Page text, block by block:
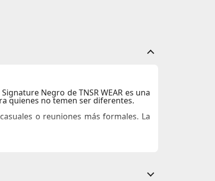
Signature Negro deTNSR WEAR es una
quienes no temen ser diferentes.
o reuniones más formales. La
a llevarlo y marca la diferencia en